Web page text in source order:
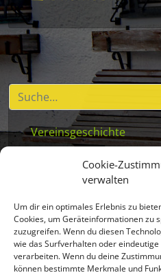
Cookie-
verwalten
Um dir ein optimales Erlebnis zu
Cookies, um Geräteinformationen zu
zuzugreifen. Wenn du diesen
wie das Surfverhalten oder
verarbeiten. Wenn du deine
können bestimmte Merkmale und
Vereinsgeschichte
Vereinsleben
Mitglieder
Masken
Brauchtum